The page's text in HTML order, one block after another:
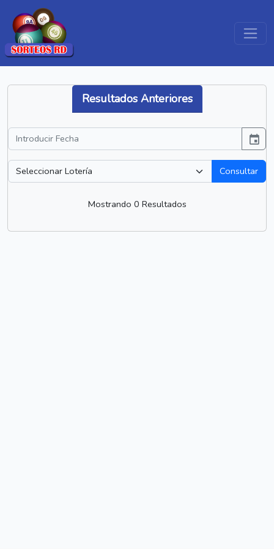
Resultados Anteriores
event
Consultar
Mostrando 0 Resultados